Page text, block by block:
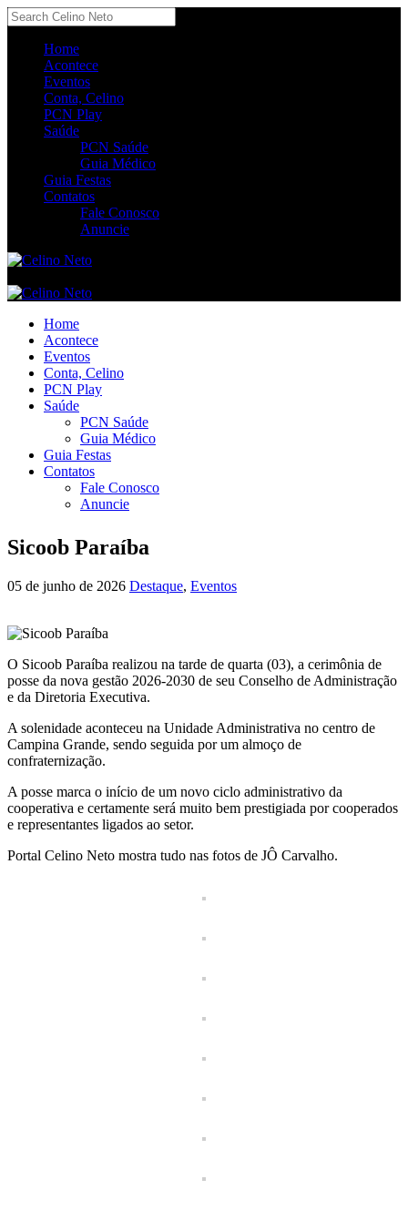
Home
Acontece
Eventos
Conta, Celino
PCN Play
Saúde
PCN Saúde
Guia Médico
Guia Festas
Contatos
Fale Conosco
Anuncie
Home
Acontece
Eventos
Conta, Celino
PCN Play
Saúde
PCN Saúde
Guia Médico
Guia Festas
Contatos
Fale Conosco
Anuncie
Sicoob Paraíba
05 de junho de 2026 Destaque, Eventos
O Sicoob Paraíba realizou na tarde de quarta (03), a cerimônia de
posse da nova gestão 2026-2030 de seu Conselho de Administração
e da Diretoria Executiva.
A solenidade aconteceu na Unidade Administrativa no centro de
Campina Grande, sendo seguida por um almoço de
confraternização.
A posse marca o início de um novo ciclo administrativo da
cooperativa e certamente será muito bem prestigiada por cooperados
e representantes ligados ao setor.
Portal Celino Neto mostra tudo nas fotos de JÔ Carvalho.